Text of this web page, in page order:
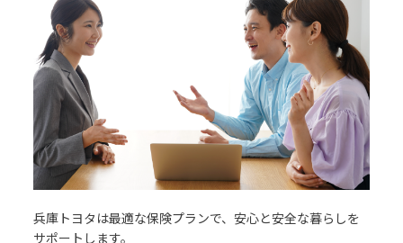
兵庫トヨタは最適な保険プランで、安心と安全な暮らしを
サポートします。